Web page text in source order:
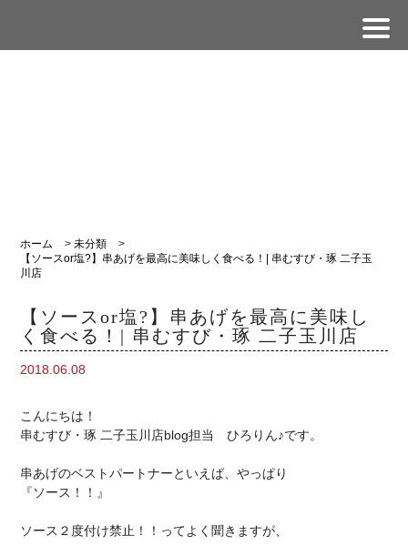
ホーム >未分類
>
【ソースor塩?】串あげを最高に美味しく食べる！| 串むすび・琢 二子玉
川店
【ソースor塩?】串あげを最高に美味し
く食べる！| 串むすび・琢 二子玉川店
2018.06.08
こんにちは！
串むすび・琢 二子玉川店blog担当ひろりん♪です。
串あげのベストパートナーといえば、やっぱり
『ソース！！』
ソース２度付け禁止！！ってよく聞きますが、